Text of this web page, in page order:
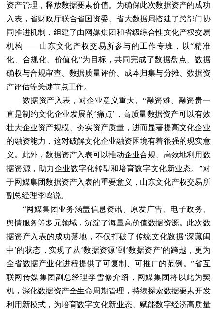
资产管理，释放数据要素价值。为确保此次数据资产的成功
入表，省财政厅联合省国资委、省大数据局搭建了跨部门协
同推进机制，组建了由网媒集团和省级综合性文化产权交易
机构——山东文化产权交易所参与的工作专班，以“精准
化、合规化、价值化”为目标，共同完成了数据盘点、数据
确权与合规审查、数据质量评价、成本归集与分摊、数据资
产评估等关键节点工作。
数据资产入表，对企业意义重大。“融资难、融资贵一
直是制约文化企业发展的‘痛点’，高质量数据资产可以有效
壮大企业资产规模、夯实资产质量，进而显著提高文化企业
的融资能力，这对破解文化企业融资困境有着很强的现实意
义。此外，数据资产入表可以推动企业合规、高效地利用数
据资源，助力企业数字化转型和培育数字文化新业态。”对
于网媒集团数据资产入表的重要意义，山东文化产权交易所
副总经理李鸣说。
“网媒集团业务涵盖信息资讯、原发广告、电子政务、
舆情服务等多元领域，沉淀了海量高价值数据资源。此次数
据资产入表的成功落地，不仅打破了传统文化数据‘深藏闺
中’的状态，实现了从‘数据资源’到‘数据资产’的跨越，更为
全省数据产业化进程提供了可复制、可推广的范例。”省互
联网传媒集团副总经理李雪修介绍，网媒集团将以此为契
机，深化数据资产全生命周期管理，持续探索数据要素开发
利用新模式，为培育数字文化新业态、赋能数字经济高质量